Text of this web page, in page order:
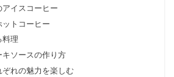
イスコーヒー
ットコーヒー
料理
キソースの作り方
れの魅力を楽しむ